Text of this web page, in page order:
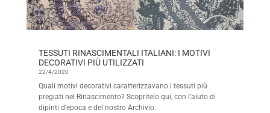
TESSUTI RINASCIMENTALI ITALIANI: I MOTIVI
DECORATIVI PIÙ UTILIZZATI
22/4/2020
Quali motivi decorativi caratterizzavano i tessuti più
pregiati nel Rinascimento? Scopritelo qui, con l’aiuto di
dipinti d’epoca e del nostro Archivio.